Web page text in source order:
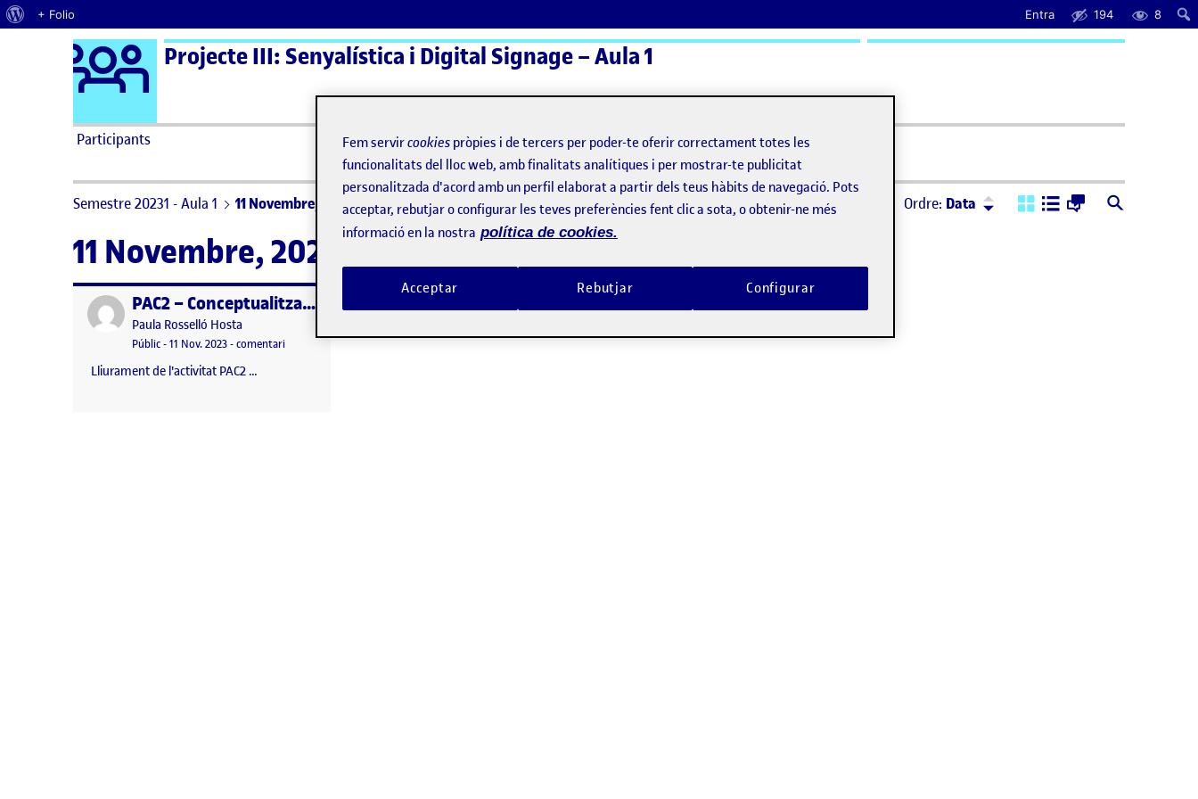
Quant al WordPress
+ Folio Entra 194 8
Saltar al contingut Logo Ágora
Projecte III: Senyalística i Digital Signage – Aula 1
Participants ActiFolios Ajuda
Semestre 20231 - Aula 1 11 Novembre, 2023 Ordre: Data Ordre: Descendent
11 Novembre, 2023
Publicat per PAC2 – Conceptualització i estratègia
Publicat per
Paula Rosselló Hosta
Visibilitat:
Públic-Data de publicació
11 Nov. 202311 novembre, 2023 7:55 pm
-comentariel PAC2 – Conceptualització i estratègia
Lliurament de l'activitat PAC2 …
Fem servircookies pròpies i de tercers per poder-te oferir correctament totes les
funcionalitats del lloc web, amb finalitats analítiques i per mostrar-te publicitat
personalitzada d'acord amb un perfil elaborat a partir dels teus hàbits de navegació. Pots
acceptar, rebutjar o configurar les teves preferències fent clic a sota, o obtenir-ne més
informació en la nostra política de cookies.
Rebutjar
Acceptar Configurar